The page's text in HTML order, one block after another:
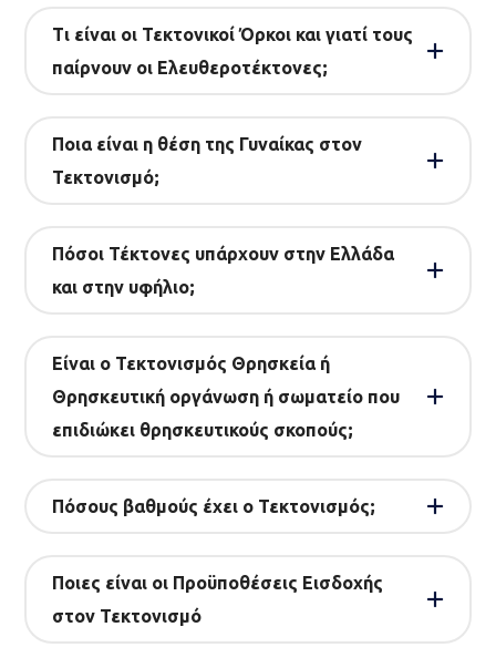
Τι είναι οι Τεκτονικοί Όρκοι και γιατί τους
παίρνουν οι Ελευθεροτέκτονες;
Ποια είναι η θέση της Γυναίκας στον
Τεκτονισμό;
Πόσοι Τέκτονες υπάρχουν στην Ελλάδα
και στην υφήλιο;
Είναι ο Τεκτονισμός Θρησκεία ή
Θρησκευτική οργάνωση ή σωματείο που
επιδιώκει θρησκευτικούς σκοπούς;
Πόσους βαθμούς έχει ο Τεκτονισμός;
Ποιες είναι οι Προϋποθέσεις Εισδοχής
στον Τεκτονισμό